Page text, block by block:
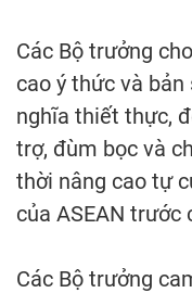
Các Bộ trưởng
cao ý thức và bản
nghĩa thiết thực,
trợ, đùm bọc và
thời nâng cao tự
của ASEAN
Các Bộ trưởng